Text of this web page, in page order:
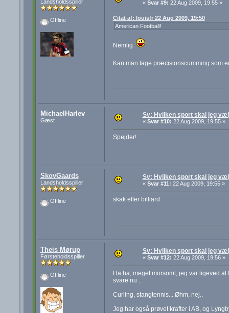
Landsholdsspiller
Offline
« Svar #9: 22 Aug 2009, 19:55 »
Citat af: louisfr 22 Aug 2009, 19:50
American Football!
Nemlig
Kan man tage præcisionscumming som
MichaelHarlev
Gæst
Sv: Hvilken sport skal jeg
« Svar #10: 22 Aug 2009, 19:55 »
Spejder!
SkovGaards
Landsholdsspiller
Offline
Sv: Hvilken sport skal jeg
« Svar #11: 22 Aug 2009, 19:55 »
skak eller billiard
Theis Mørup
Førsteholdsspiller
Offline
Sv: Hvilken sport skal jeg
« Svar #12: 22 Aug 2009, 19:56 »
Ha ha, meget morsomt, jeg var ligeved
svare nu ..
Curling, stangtennis... Øhm, nej..
Jeg har også prøvet krafter i AB, og